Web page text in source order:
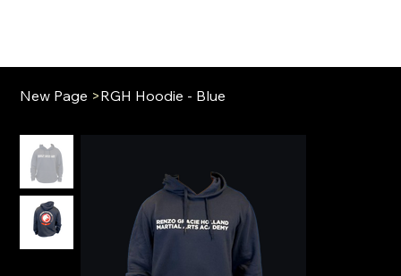
New Page >RGH Hoodie - Blue